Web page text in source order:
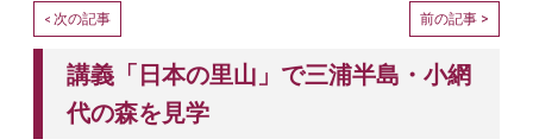
< 次の記事 前の記事 >
講義「日本の里山」で三浦半島・小網
代の森を見学